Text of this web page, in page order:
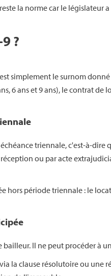
la norme car le
?
simplement le surnom
6 ans et 9 ans), le contrat
triennale, c'est-à-
ou par acte
hors période triennale : le
Il ne peut procéder à
la clause résolutoire ou une